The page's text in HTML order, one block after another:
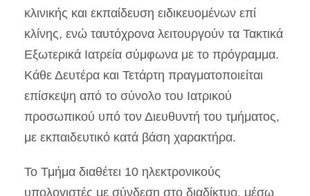
κλινικής και εκπαίδευση ειδικευομένων επί
κλίνης, ενώ ταυτόχρονα λειτουργούν τα Τακτικά
Εξωτερικά Ιατρεία σύμφωνα με το πρόγραμμα.
Κάθε Δευτέρα και Τετάρτη πραγματοποιείται
επίσκεψη από το σύνολο του Ιατρικού
προσωπικού υπό τον Διευθυντή του τμήματος,
με εκπαιδευτικό κατά βάση χαρακτήρα.
Το Τμήμα διαθέτει 10 ηλεκτρονικούς
υπολογιστές με σύνδεση στο διαδίκτυο, μέσω